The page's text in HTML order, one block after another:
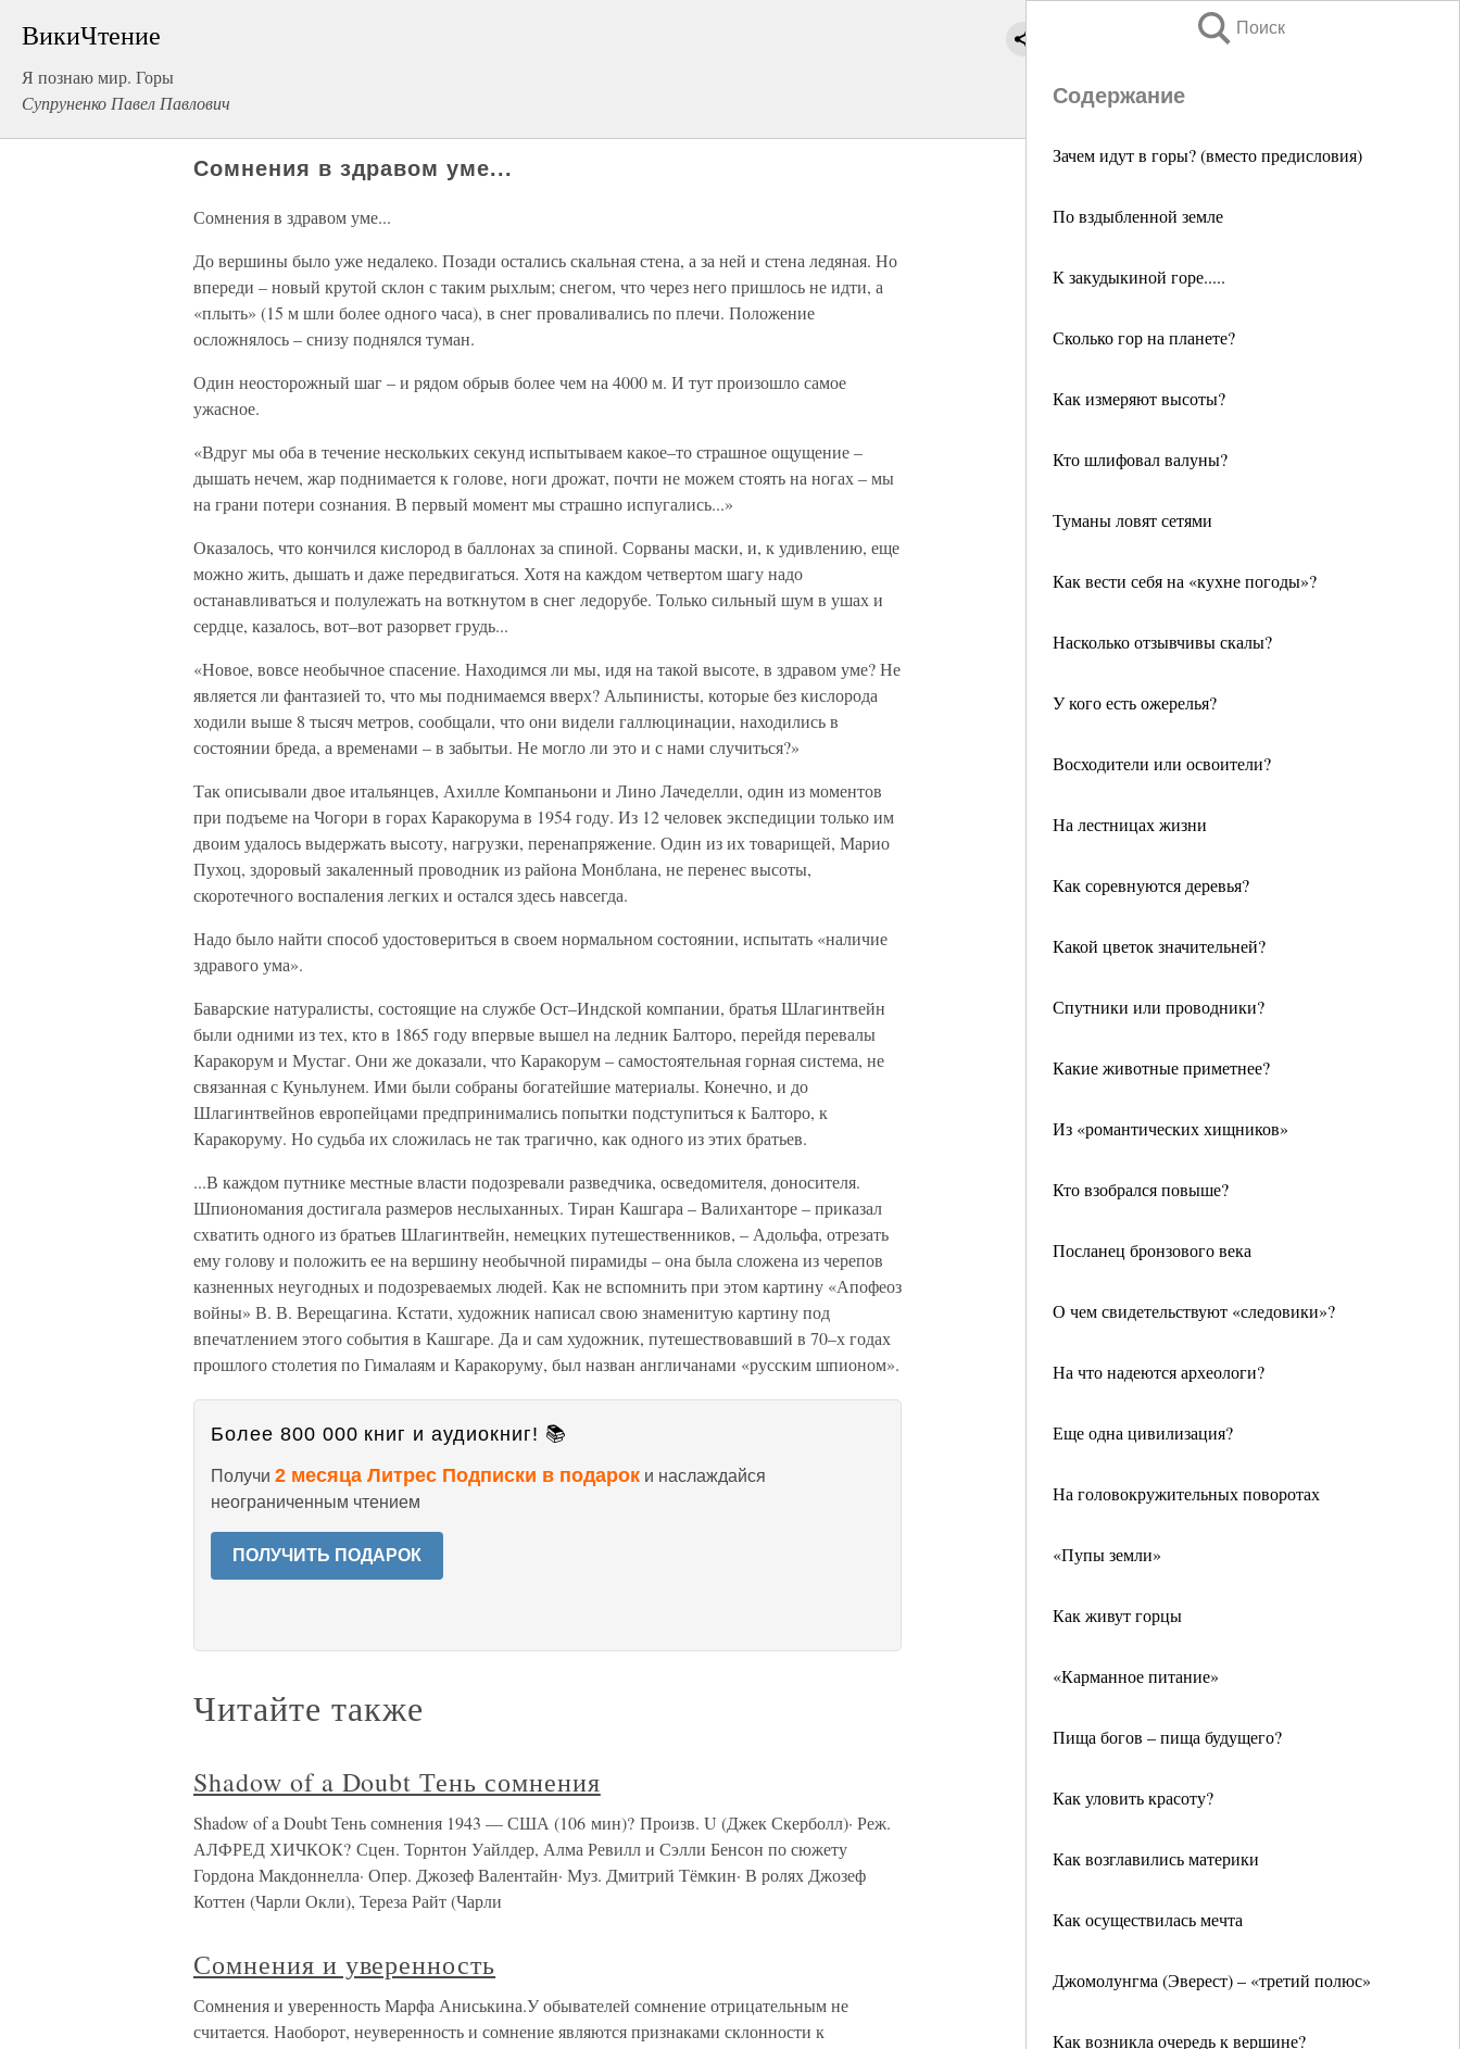
ВикиЧтение
Я познаю мир. Горы
Супруненко Павел Павлович
Поиск
Содержание
Зачем идут в горы? (вместо предисловия)
По вздыбленной земле
К закудыкиной горе.....
Сколько гор на планете?
Как измеряют высоты?
Кто шлифовал валуны?
Туманы ловят сетями
Как вести себя на «кухне погоды»?
Насколько отзывчивы скалы?
У кого есть ожерелья?
Восходители или освоители?
На лестницах жизни
Как соревнуются деревья?
Какой цветок значительней?
Спутники или проводники?
Какие животные приметнее?
Из «романтических хищников»
Кто взобрался повыше?
Посланец бронзового века
О чем свидетельствуют «следовики»?
На что надеются археологи?
Еще одна цивилизация?
На головокружительных поворотах
«Пупы земли»
Как живут горцы
«Карманное питание»
Пища богов – пища будущего?
Как уловить красоту?
Как возглавились материки
Как осуществилась мечта
Джомолунгма (Эверест) – «третий полюс»
Как возникла очередь к вершине?
Сомнения в здравом уме...
Сомнения в здравом уме...
До вершины было уже недалеко. Позади остались скальная стена, а за ней и стена ледяная. Но
впереди – новый крутой склон с таким рыхлым; снегом, что через него пришлось не идти, а
«плыть» (15 м шли более одного часа), в снег проваливались по плечи. Положение
осложнялось – снизу поднялся туман.
Один неосторожный шаг – и рядом обрыв более чем на 4000 м. И тут произошло самое
ужасное.
«Вдруг мы оба в течение нескольких секунд испытываем какое–то страшное ощущение –
дышать нечем, жар поднимается к голове, ноги дрожат, почти не можем стоять на ногах – мы
на грани потери сознания. В первый момент мы страшно испугались...»
Оказалось, что кончился кислород в баллонах за спиной. Сорваны маски, и, к удивлению, еще
можно жить, дышать и даже передвигаться. Хотя на каждом четвертом шагу надо
останавливаться и полулежать на воткнутом в снег ледорубе. Только сильный шум в ушах и
сердце, казалось, вот–вот разорвет грудь...
«Новое, вовсе необычное спасение. Находимся ли мы, идя на такой высоте, в здравом уме? Не
является ли фантазией то, что мы поднимаемся вверх? Альпинисты, которые без кислорода
ходили выше 8 тысяч метров, сообщали, что они видели галлюцинации, находились в
состоянии бреда, а временами – в забытьи. Не могло ли это и с нами случиться?»
Так описывали двое итальянцев, Ахилле Компаньони и Лино Лачеделли, один из моментов
при подъеме на Чогори в горах Каракорума в 1954 году. Из 12 человек экспедиции только им
двоим удалось выдержать высоту, нагрузки, перенапряжение. Один из их товарищей, Марио
Пухоц, здоровый закаленный проводник из района Монблана, не перенес высоты,
скоротечного воспаления легких и остался здесь навсегда.
Надо было найти способ удостовериться в своем нормальном состоянии, испытать «наличие
здравого ума».
Баварские натуралисты, состоящие на службе Ост–Индской компании, братья Шлагинтвейн
были одними из тех, кто в 1865 году впервые вышел на ледник Балторо, перейдя перевалы
Каракорум и Мустаг. Они же доказали, что Каракорум – самостоятельная горная система, не
связанная с Куньлунем. Ими были собраны богатейшие материалы. Конечно, и до
Шлагинтвейнов европейцами предпринимались попытки подступиться к Балторо, к
Каракоруму. Но судьба их сложилась не так трагично, как одного из этих братьев.
...В каждом путнике местные власти подозревали разведчика, осведомителя, доносителя.
Шпиономания достигала размеров неслыханных. Тиран Кашгара – Валиханторе – приказал
схватить одного из братьев Шлагинтвейн, немецких путешественников, – Адольфа, отрезать
ему голову и положить ее на вершину необычной пирамиды – она была сложена из черепов
казненных неугодных и подозреваемых людей. Как не вспомнить при этом картину «Апофеоз
войны» В. В. Верещагина. Кстати, художник написал свою знаменитую картину под
впечатлением этого события в Кашгаре. Да и сам художник, путешествовавший в 70–х годах
прошлого столетия по Гималаям и Каракоруму, был назван англичанами «русским шпионом».
Более 800 000 книг и аудиокниг! 📚
Получи 2 месяца Литрес Подписки в подарок и наслаждайся
неограниченным чтением
ПОЛУЧИТЬ ПОДАРОК
Читайте также
Shadow of a Doubt Тень сомнения
Shadow of a Doubt Тень сомнения 1943 — США (106 мин)? Произв. U (Джек Скерболл)· Реж.
АЛФРЕД ХИЧКОК? Сцен. Торнтон Уайлдер, Алма Ревилл и Сэлли Бенсон по сюжету
Гордона Макдоннелла· Опер. Джозеф Валентайн· Муз. Дмитрий Тёмкин· В ролях Джозеф
Коттен (Чарли Окли), Тереза Райт (Чарли
Сомнения и уверенность
Сомнения и уверенность Марфа Аниськина.У обывателей сомнение отрицательным не
считается. Наоборот, неуверенность и сомнение являются признаками склонности к